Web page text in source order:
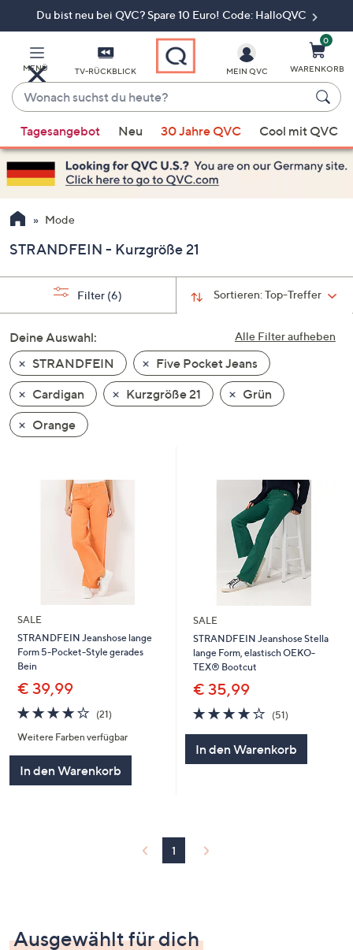
Du bist neu bei QVC? Spare 10 Euro! Code: HalloQVC
MENÜ TV-RÜCKBLICK
Wonach
suchst
du
heute?
Vorschläge
verfügbar
sind,
verwenden
Sie
Pfeiltasten
nach
und
nach
unten
oder
wischen
Sie
auf
MEIN QVC
0
WARENKORB
Tagesangebot Neu 30 Jahre QVC Cool mit QVC
Mode
STRANDFEIN - Kurzgröße 21
Sortieren:Top-Treffer
Filter (6)
Alle Filter aufheben
Deine Auswahl:
STRANDFEIN
Five Pocket Jeans
Cardigan
Kurzgröße 21
Grün
Orange
SALE
STRANDFEIN Jeanshose lange
Form 5-Pocket-Style gerades
Bein
€ 39,99
4.1
von
5
(21)21
Weitere Farben verfügbar
In den Warenkorb
SALE
STRANDFEIN Jeanshose Stella
lange Form, elastisch OEKO-
TEX® Bootcut
€ 35,99
4.1
von
(51)51
In den Warenkorb
1
Ausgewählt für dich